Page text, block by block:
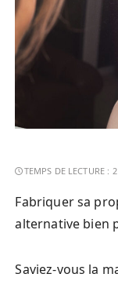
Fabriquer sa
alternative bien
Saviez-vous la